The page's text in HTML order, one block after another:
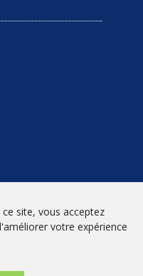
site, vous acceptez
votre expérience